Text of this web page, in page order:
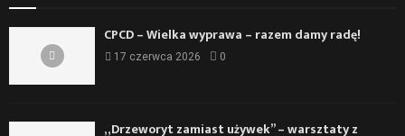
CPCD – Wielka wyprawa – razem damy radę!
17 czerwca 2026 0
„Drzeworyt zamiast używek” – warsztaty z